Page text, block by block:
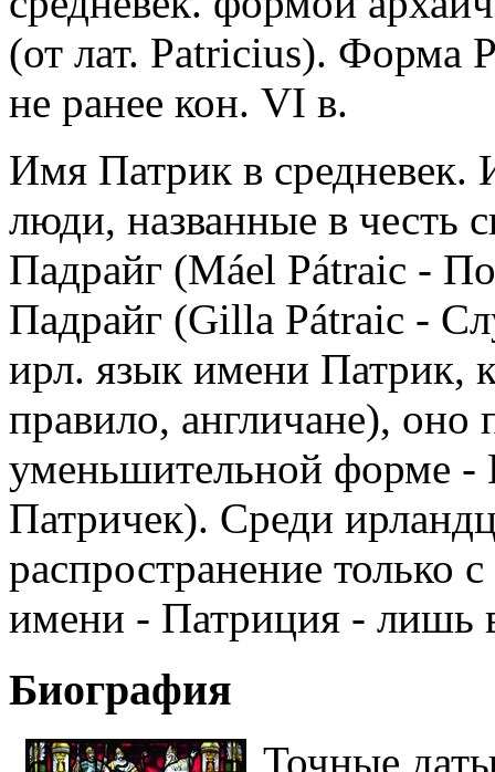
(от лат. Patricius). Форма
не ранее кон. VI в.
Имя Патрик в средневек.
люди, названные в честь
Падрайг (Máel Pátraic -
Падрайг (Gilla Pátraic -
ирл. язык имени Патрик,
правило, англичане), оно
уменьшительной форме -
Патричек). Среди
распространение только
имени - Патриция - лишь
Биография
Точные